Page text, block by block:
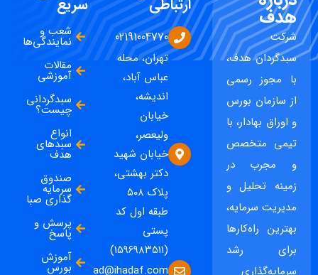
هدف
شرکت
سبدگردان هدف،
با مجوز رسمی
از سازمان بورس
و اوراق بهادار، با
تیمی متخصص
و مجرب در
زمینه تحلیل و
مدیریت سرمایه،
بهترین راه‌کارها
برای رشد
سرمایه‌گذاری
ارتباطی
02191004770
تهران، محله
عباس آباد،
اندیشه،
خیابان
ولیعصر،
خیابان شهید
دکتر بهشتی،
پلاک ۵۰۸
طبقه اول کد
پستی
(۱۵۹۶۹۸۳۵۱۱)
ad@ihadaf.com
سریع
شعب و
نمایندگی‌ها
مقالات
آموزشی
سبدگردانی
چیست؟
انواع
سبدهای
هدف
صندوق
سرمایه
گذاری صبا
پرسش و
پاسخ
آموزش
بورس